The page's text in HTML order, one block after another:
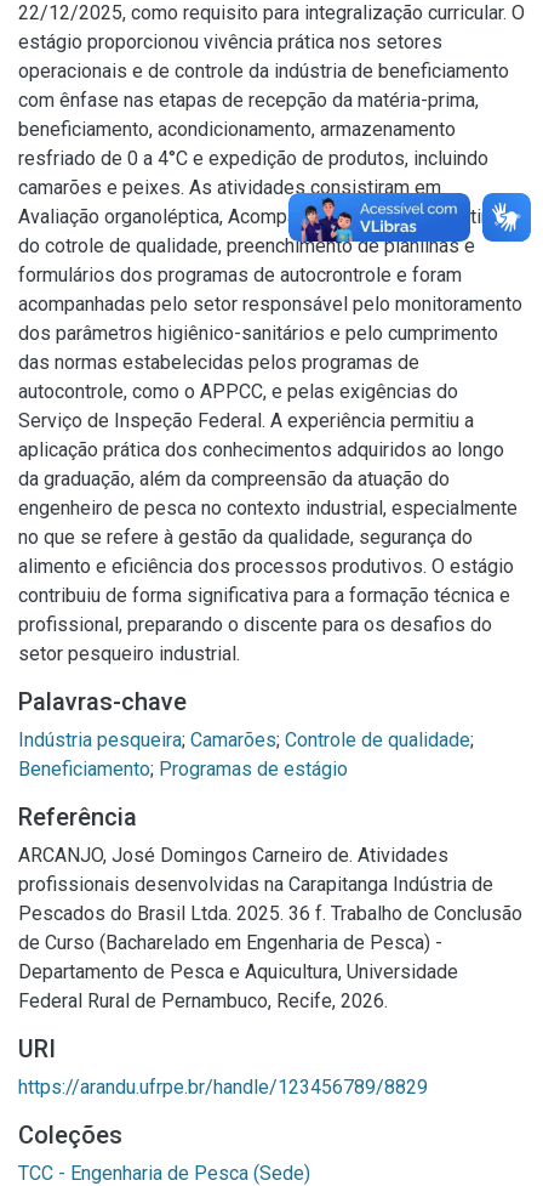
22/12/2025, como requisito para integralização curricular. O
estágio proporcionou vivência prática nos setores
operacionais e de controle da indústria de beneficiamento
com ênfase nas etapas de recepção da matéria-prima,
beneficiamento, acondicionamento, armazenamento
resfriado de 0 a 4°C e expedição de produtos, incluindo
camarões e peixes. As atividades consistiram em
Avaliação organoléptica, Acompanhamento de toda rotina
do cotrole de qualidade, preenchimento de planilhas e
formulários dos programas de autocrontrole e foram
acompanhadas pelo setor responsável pelo monitoramento
dos parâmetros higiênico-sanitários e pelo cumprimento
das normas estabelecidas pelos programas de
autocontrole, como o APPCC, e pelas exigências do
Serviço de Inspeção Federal. A experiência permitiu a
aplicação prática dos conhecimentos adquiridos ao longo
da graduação, além da compreensão da atuação do
engenheiro de pesca no contexto industrial, especialmente
no que se refere à gestão da qualidade, segurança do
alimento e eficiência dos processos produtivos. O estágio
contribuiu de forma significativa para a formação técnica e
profissional, preparando o discente para os desafios do
setor pesqueiro industrial.
Palavras-chave
Indústria pesqueira; Camarões; Controle de qualidade;
Beneficiamento; Programas de estágio
Referência
ARCANJO, José Domingos Carneiro de. Atividades
profissionais desenvolvidas na Carapitanga Indústria de
Pescados do Brasil Ltda. 2025. 36 f. Trabalho de Conclusão
de Curso (Bacharelado em Engenharia de Pesca) -
Departamento de Pesca e Aquicultura, Universidade
Federal Rural de Pernambuco, Recife, 2026.
URI
https://arandu.ufrpe.br/handle/123456789/8829
Coleções
TCC - Engenharia de Pesca (Sede)